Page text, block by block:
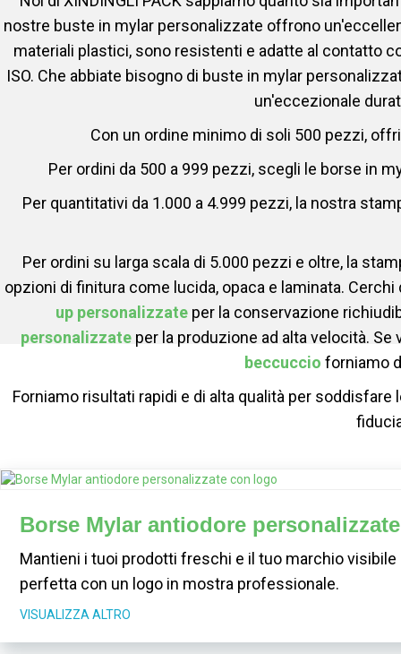
nostre buste in mylar personalizzate offrono
materiali plastici, sono resistenti e adatte al contatto
ISO. Che abbiate bisogno di buste in mylar
un'eccezionale
Con un ordine minimo di soli 500 pezzi,
Per ordini da 500 a 999 pezzi, scegli le borse in
Per quantitativi da 1.000 a 4.999 pezzi, la nostra
Per ordini su larga scala di 5.000 pezzi e oltre, la
opzioni di finitura come lucida, opaca e laminata.
up personalizzateper la conservazione
personalizzate per la produzione ad alta velocità. Se
beccuccio forniamo
Forniamo risultati rapidi e di alta qualità per
Borse Mylar antiodore
Mantieni i tuoi prodotti freschi e il tuo marchio
perfetta con un logo in mostra professionale.
VISUALIZZA ALTRO